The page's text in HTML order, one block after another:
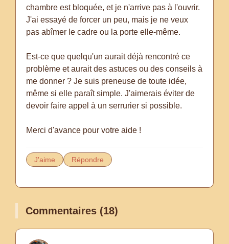
chambre est bloquée, et je n'arrive pas à l'ouvrir.
J'ai essayé de forcer un peu, mais je ne veux
pas abîmer le cadre ou la porte elle-même.
Est-ce que quelqu'un aurait déjà rencontré ce
problème et aurait des astuces ou des conseils à
me donner ? Je suis preneuse de toute idée,
même si elle paraît simple. J'aimerais éviter de
devoir faire appel à un serrurier si possible.
Merci d'avance pour votre aide !
J'aime Répondre
Commentaires (18)